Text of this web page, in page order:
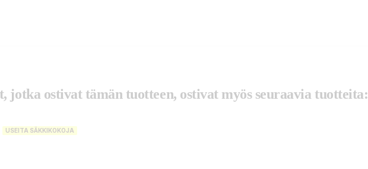
jotka ostivat tämän tuotteen, ostivat myös seuraavia tuotteita:
USEITA SÄKKIKOKOJA